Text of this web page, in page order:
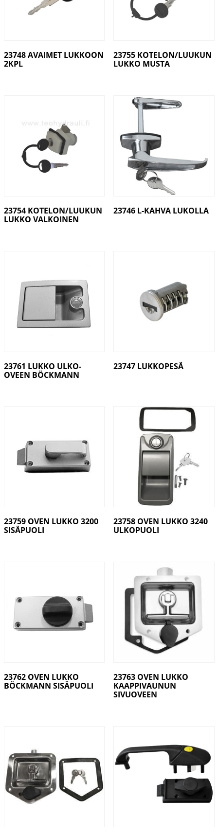
23748 AVAIMET LUKKOON
2KPL
23755 KOTELON/LUUKUN
LUKKO MUSTA
23754 KOTELON/LUUKUN
LUKKO VALKOINEN
23746 L-KAHVA LUKOLLA
23761 LUKKO ULKO-
OVEEN BÖCKMANN
23747 LUKKOPESÄ
23759 OVEN LUKKO 3200
SISÄPUOLI
23758 OVEN LUKKO 3240
ULKOPUOLI
23762 OVEN LUKKO
BÖCKMANN SISÄPUOLI
23763 OVEN LUKKO
KAAPPIVAUNUN
SIVUOVEEN